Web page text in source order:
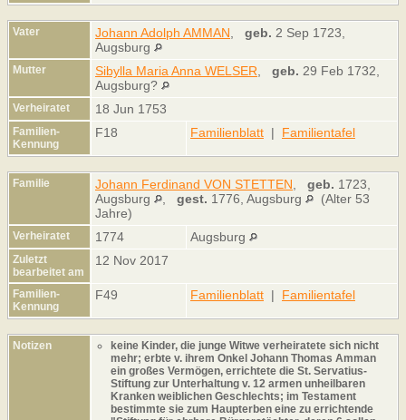
Vater Johann Adolph AMMAN geb. 2 Sep 1723,
Augsburg
Mutter Sibylla Maria Anna WELSER geb. 29 Feb 1732,
Augsburg?
Verheiratet 18 Jun 1753
Familien-
Kennung
F18 Familienblatt | Familientafel
Familie Johann Ferdinand VON STETTEN geb. 1723,
Augsburg
gest. 1776, Augsburg
(Alter 53
Jahre)
Verheiratet 1774 Augsburg
Zuletzt
bearbeitet am
12 Nov 2017
Familien-
Kennung
F49 Familienblatt | Familientafel
Notizen
keine Kinder, die junge Witwe verheiratete sich nicht
mehr; erbte v. ihrem Onkel Johann Thomas Amman
ein großes Vermögen, errichtete die St. Servatius-
Stiftung zur Unterhaltung v. 12 armen unheilbaren
Kranken weiblichen Geschlechts; im Testament
bestimmte sie zum Haupterben eine zu errichtende